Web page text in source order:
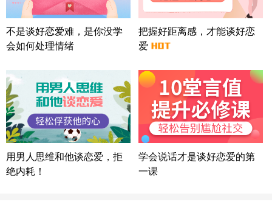
上海-浦东 177****9074
56分钟前
微信用户 Liberty 通过此页面咨询，已获得专属情感
方案
广东-广州 188****5632
湖北-武汉 135****7410
41分钟前
微信用户 困困魚? 通过此页面咨询，已获得专属情感
方案
陕西-西安 139****6283
3分钟前
情感方案
浙江-宁波 150****8921
不是谈好恋爱难，是你没学
会如何处理情绪
把握好距离感，才能谈好恋
爱
用男人思维和他谈恋爱，拒
绝内耗！
学会说话才是谈好恋爱的第
一课